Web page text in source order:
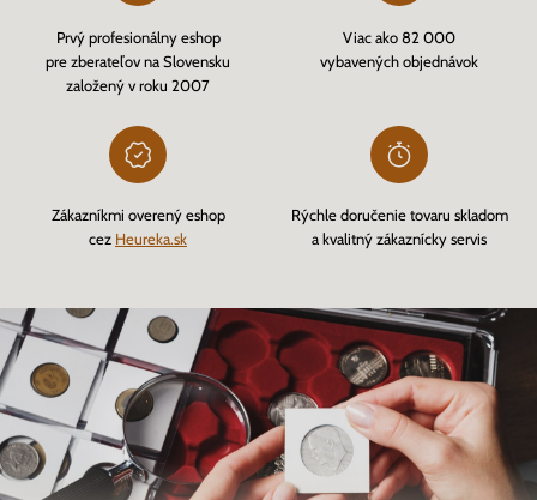
Prvý profesionálny eshop
pre zberateľov na Slovensku
založený v roku 2007
Viac ako 82 000
vybavených objednávok
Zákazníkmi overený eshop
cez Heureka.sk
Rýchle doručenie tovaru skladom
a kvalitný zákaznícky servis